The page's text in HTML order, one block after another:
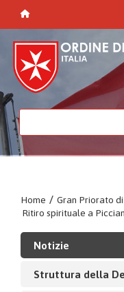
Home / Gran Priorato
Ritiro spirituale a
Notizie
Struttura della